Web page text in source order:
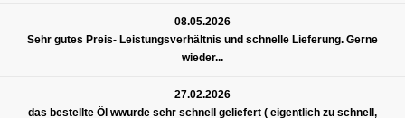
08.05.2026
Sehr gutes Preis- Leistungsverhältnis und schnelle Lieferung. Gerne
wieder...
27.02.2026
das bestellte Öl wwurde sehr schnell geliefert ( eigentlich zu schnell,